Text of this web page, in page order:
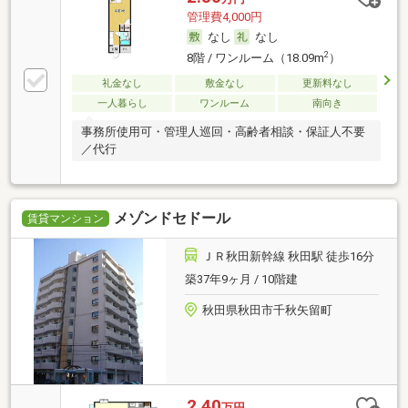
管理費4,000円
なし
なし
8階 / ワンルーム（18.09m2）
礼金なし 敷金なし
更新料なし
一人暮らし
ワンルーム 南向き
事務所使用可・管理人巡回・高齢者相談・保証人不要
／代行
賃貸マンション メゾンドセドール
ＪＲ秋田新幹線 秋田駅 徒歩16分
築37年9ヶ月 / 10階建
秋田県秋田市千秋矢留町